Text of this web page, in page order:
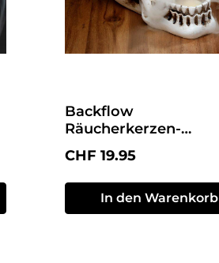
Backflow
Räucherkerzen-
Totenkopf
Regulärer Preis:
CHF 19.95
In den Warenkorb